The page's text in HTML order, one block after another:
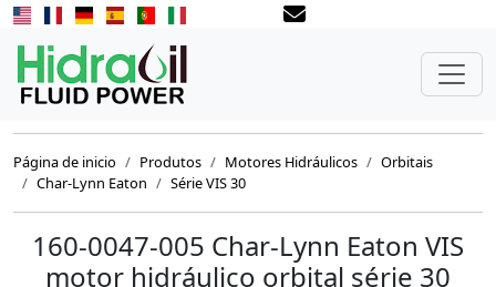
Página de inicio Produtos Motores Hidráulicos
Orbitais
Char-Lynn Eaton
Série VIS 30
160-0047-005 Char-Lynn Eaton VIS
motor hidráulico orbital série 30